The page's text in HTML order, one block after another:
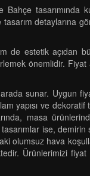
tasarımında
detaylarına
de estetik açıdan
önemlidir. Fiyat
sunar. Uygun
yapısı ve dekoratif
masa
ise,
olumsuz hava
Ürünlerimizi